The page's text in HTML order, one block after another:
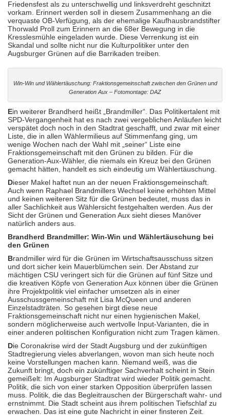
Friedensfest als zu unterschwellig und linksverdreht geschnitzt
vorkam. Erinnert werden soll in diesem Zusammenhang an die
verquaste OB-Verfügung, als der ehemalige Kaufhausbrandstifter
Thorwald Proll zum Erinnern an die 68er Bewegung in die
Kresslesmühle eingeladen wurde. Diese Verrenkung ist ein
Skandal und sollte nicht nur die Kulturpolitiker unter den
Augsburger Grünen auf die Barrikaden treiben.
Win-Win und Wählertäuschung: Fraktionsgemeinschaft zwischen den Grünen und
Generation Aux – Fotomontage: DAZ
Ein weiterer Brandherd heißt „Brandmiller“. Das Politikertalent mit
SPD-Vergangenheit hat es nach zwei vergeblichen Anläufen leicht
verspätet doch noch in den Stadtrat geschafft, und zwar mit einer
Liste, die in allen Wählermilieus auf Stimmenfang ging, um
wenige Wochen nach der Wahl mit „seiner“ Liste eine
Fraktionsgemeinschaft mit den Grünen zu bilden. Für die
Generation-Aux-Wähler, die niemals ein Kreuz bei den Grünen
gemacht hätten, handelt es sich eindeutig um Wählertäuschung.
Dieser Makel haftet nun an der neuen Fraktionsgemeinschaft.
Auch wenn Raphael Brandmillers Wechsel keine erhöhten Mittel
und keinen weiteren Sitz für die Grünen bedeutet, muss das in
aller Sachlichkeit aus Wählersicht festgehalten werden. Aus der
Sicht der Grünen und Generation Aux sieht dieses Manöver
natürlich anders aus.
Brandherd Brandmiller: Win-Win und Wählertäuschung bei
den Grünen
Brandmiller wird für die Grünen im Wirtschaftsausschuss sitzen
und dort sicher kein Mauerblümchen sein. Der Abstand zur
mächtigen CSU veringert sich für die Grünen auf fünf Sitze und
die kreativen Köpfe von Generation Aux können über die Grünen
ihre Projektpolitik viel einfacher umsetzen als in einer
Ausschussgemeinschaft mit Lisa McQueen und anderen
Einzelstadträten. So gesehen birgt diese neue
Fraktionsgemeinschaft nicht nur einen hygienischen Makel,
sondern möglicherweise auch wertvolle Input-Varianten, die in
einer anderen politischen Konfiguration nicht zum Tragen kämen.
Die Coronakrise wird der Stadt Augsburg und der zukünftigen
Stadtregierung vieles abverlangen, wovon man sich heute noch
keine Vorstellungen machen kann. Niemand weiß, was die
Zukunft bringt, doch ein zukünftiger Sachverhalt scheint in Stein
gemeißelt: Im Augsburger Stadtrat wird wieder Politik gemacht.
Politik, die sich von einer starken Opposition überprüfen lassen
muss. Politik, die das Begleitrauschen der Bürgerschaft wahr- und
ernstnimmt. Die Stadt scheint aus ihrem politischen Tiefschlaf zu
erwachen. Das ist eine gute Nachricht in einer finsteren Zeit.